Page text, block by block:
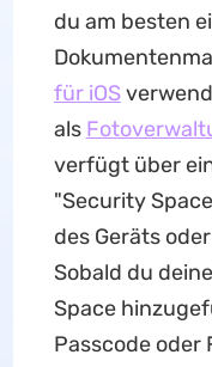
du am besten
für iOS
als
verfügt über
"Security
des Geräts
Sobald du
Space
Passcode oder